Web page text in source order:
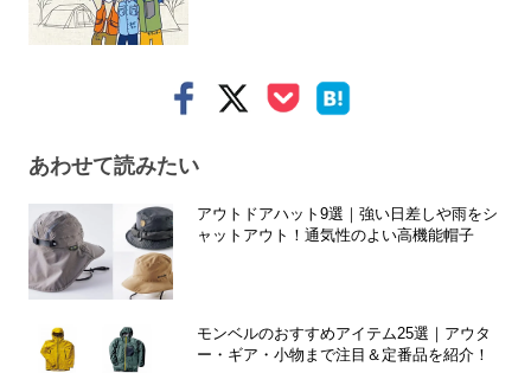
あわせて読みたい
アウトドアハット9選｜強い日差しや雨をシ
ャットアウト！通気性のよい高機能帽子
モンベルのおすすめアイテム25選｜アウタ
ー・ギア・小物まで注目＆定番品を紹介！